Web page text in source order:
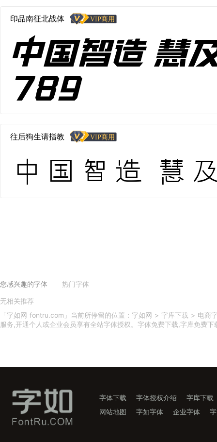
印品南征北战体
中国智造 慧
789
往后狗生请指教
中国智造 慧及
您感兴趣的字体 热门字体
无相关推荐
「字如网 fontru.com」当前所停留的位置：字如网 > 字库下载 > 电
服务,开通个人或企业会员享有全站字体授权。字体免费下载,字库免费
义启庆国体
小美好体
义启动漫体 印品灵秀体 换一换
字体下载 字体授权介绍
字库下载
网站地图
字如字体 企业字体